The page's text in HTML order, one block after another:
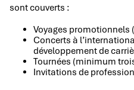
sont couverts :
Voyages promotionnels
Concerts à
développement de
Tournées (minimum
Invitations de